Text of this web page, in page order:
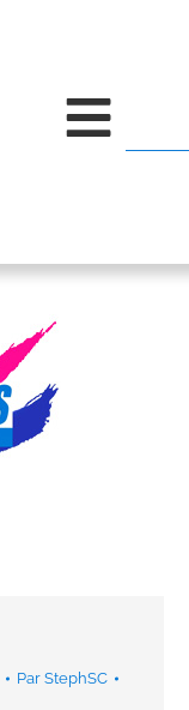
Par StephSC